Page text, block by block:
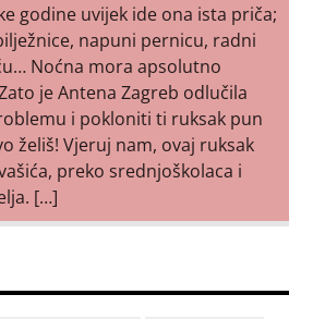
godine uvijek ide ona ista priča;
napuni pernicu, radni
Noćna mora apsolutno
je Antena Zagreb odlučila
i pokloniti ti ruksak pun
želiš! Vjeruj nam, ovaj ruksak
preko srednjoškolaca i
[…]